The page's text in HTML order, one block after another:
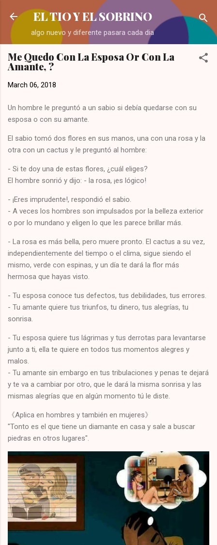
Skip to main content
EL TIO Y EL SOBRINO
algo nuevo y diferente pasara cada dia
Me Quedo Con La Esposa Or Con La
Amante, ?
March 06, 2018
Un hombre le preguntó a un sabio si debía quedarse con su
esposa o con su amante.
El sabio tomó dos flores en sus manos, una con una rosa y la
otra con un cactus y le preguntó al hombre:
- Si te doy una de estas flores, ¿cuál eliges?
El hombre sonrió y dijo: - la rosa, ¡es lógico!
- ¡Eres imprudente!, respondió el sabio.
- A veces los hombres son impulsados por la belleza exterior
o por lo mundano y eligen lo que les parece brillar más.
- La rosa es más bella, pero muere pronto. El cactus a su vez,
independientemente del tiempo o el clima, sigue siendo el
mismo, verde con espinas, y un día te dará la flor más
hermosa que hayas visto.
- Tu esposa conoce tus defectos, tus debilidades, tus errores.
- Tu amante quiere tus triunfos, tu dinero, tus alegrías, tu
sonrisa.
- Tu esposa quiere tus lágrimas y tus derrotas para levantarse
junto a ti, ella te quiere en todos tus momentos alegres y
malos.
- Tu amante sin embargo en tus tribulaciones y penas te dejará
y te va a cambiar por otro, que le dará la misma sonrisa y las
mismas alegrías que en algún momento tú le diste.
《Aplica en hombres y también en mujeres》
"Tonto es el que tiene un diamante en casa y sale a buscar
piedras en otros lugares".